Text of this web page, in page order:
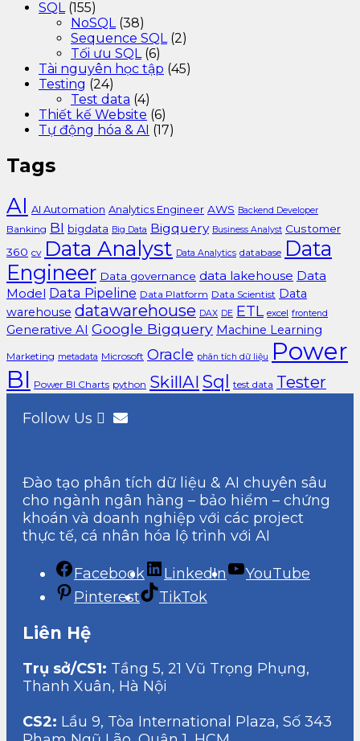
SQL(155)
NoSQL(38)
Sequence SQL(2)
Tối ưu SQL(6)
Tài nguyên học tập (45)
Testing (24)
Test data (4)
Thiết kế Website (6)
Tự động hóa & AI (17)
Tags
AI AI Automation Analytics Engineer AWS Backend Developer
Banking BI bigdata Big Data Bigquery Business Analyst Customer
360 cv Data Analyst Data Analytics database Data
Engineer Data governance data lakehouse Data
Model Data Pipeline Data Platform Data Scientist Data
warehouse datawarehouse DAX DE ETL excel frontend
Generative AI Google Bigquery Machine Learning
Marketing metadata Microsoft Oracle phân tích dữ liệu
Power
BI Power BI Charts python SkillAI Sql test data Tester
Follow Us
Đào tạo phân tích dữ liệu & AI chuyên sâu
cho ngành ngân hàng – bảo hiểm – chứng
khoán và doanh nghiệp với các project
thực tế, cá nhân hóa lộ trình với AI
Facebook LinkedIn
YouTube
Pinterest
TikTok
Liên Hệ
Trụ sở/CS1: Tầng 5, 21 Vũ Trọng Phụng,
Thanh Xuân, Hà Nội
CS2: Lầu 9, Tòa International Plaza, Số 343